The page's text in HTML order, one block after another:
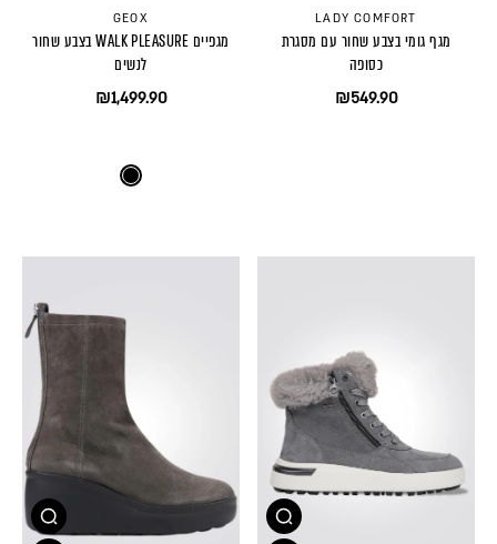
LADY COMFORT
מגף גומי בצבע שחור עם מסגרת
כסופה
₪549.90
GEOX
מגפיים WALK PLEASURE בצבע שחור
לנשים
₪1,499.90